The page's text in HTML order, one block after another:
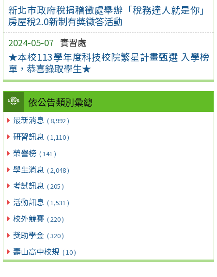
新北市政府稅捐稽徵處舉辦「稅務達人就是你」
房屋稅2.0新制有獎徵答活動
2024-05-07 實習處
★本校113學年度科技校院繁星計畫甄選 入學榜
單，恭喜錄取學生★
依公告類別彙總
最新消息 ( 8,992 )
研習訊息 ( 1,110 )
榮譽榜 ( 141 )
學生消息 ( 2,048 )
考試訊息 ( 205 )
活動訊息 ( 1,531 )
校外競賽 ( 220 )
獎助學金 ( 320 )
壽山高中校規 ( 10 )